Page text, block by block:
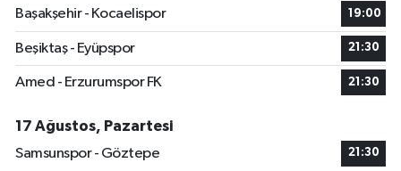
Başakşehir - Kocaelispor
19:00
Beşiktaş - Eyüpspor 21:30
Amed - Erzurumspor FK 21:30
17 Ağustos, Pazartesi
Samsunspor - Göztepe
21:30